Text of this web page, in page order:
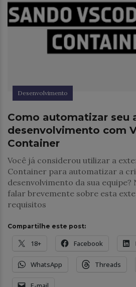
Desenvolvimento
Como automatizar seu
desenvolvimento com
Container
Você já considerou utilizar a
Container para automatizar a
desenvolvimento da sua
falar brevemente sobre esta
requisitos
Compartilhe este post:
18+ Facebook
WhatsApp Threads